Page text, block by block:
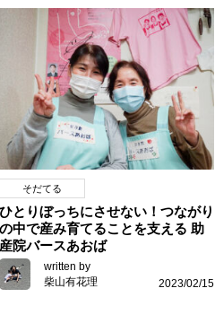
そだてる
ひとりぼっちにさせない！つながり
の中で産み育てることを支える 助
産院バースあおば
written by
柴山有花理
2023/02/15